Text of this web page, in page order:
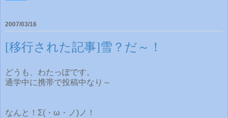
2007/03/16
[移行された記事]雪？だ～！
どうも、わたっぽです。
通学中に携帯で投稿中なり～
なんと！Σ(・ω・ノ)ノ！